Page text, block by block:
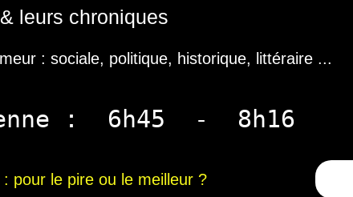
leurs chroniques
: sociale, politique, historique, littéraire ...
: 6h45 - 8h16
: pour le pire ou le meilleur ?